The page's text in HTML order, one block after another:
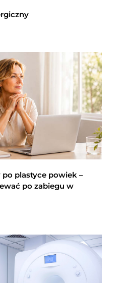
plastyce powiek –
po zabiegu w